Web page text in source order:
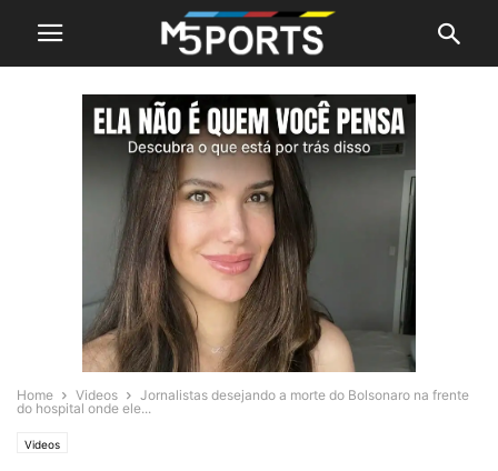
Home Videos
Jornalistas desejando a morte do Bolsonaro na frente
do hospital onde ele...
Videos